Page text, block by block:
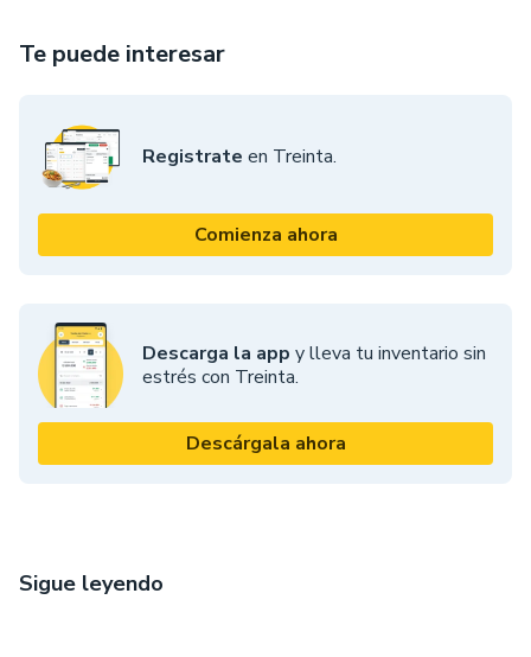
Te puede interesar
Registrate en Treinta.
Comienza ahora
Descarga la app y lleva tu inventario sin
estrés con Treinta.
Descárgala ahora
Sigue leyendo